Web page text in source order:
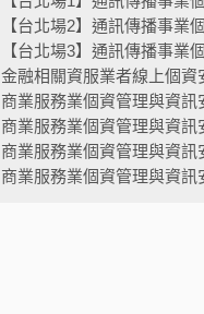
【台北場2】通訊傳播事業
【台北場3】通訊傳播事業
金融相關資服業者線上個資
商業服務業個資管理與資訊
商業服務業個資管理與資訊
商業服務業個資管理與資訊
商業服務業個資管理與資